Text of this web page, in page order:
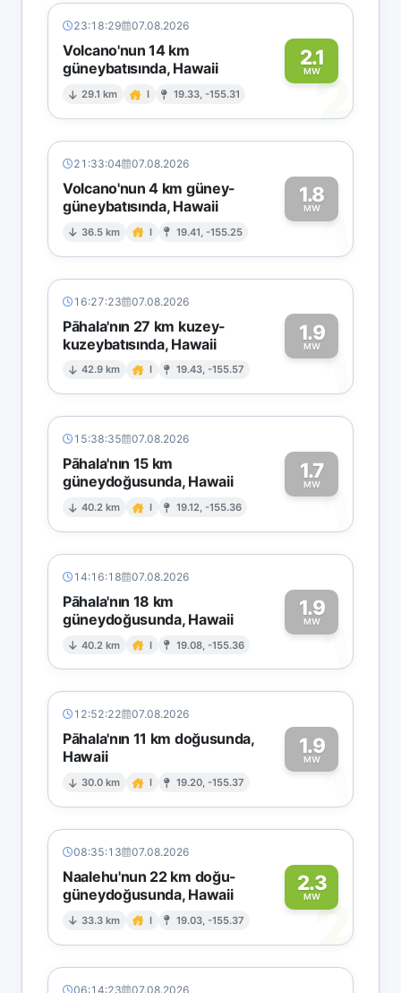
23:18:29 07.08.2026
Volcano'nun 14 km
güneybatısında, Hawaii
29.1 km I 19.33, -155.31
2.1
MW2
21:33:04 07.08.2026
Volcano'nun 4 km güney-
güneybatısında, Hawaii
36.5 km I 19.41, -155.25
1.8
MW1
16:27:23 07.08.2026
Pāhala'nın 27 km kuzey-
kuzeybatısında, Hawaii
42.9 km I 19.43, -155.57
1.9
MW1
15:38:35 07.08.2026
Pāhala'nın 15 km
güneydoğusunda, Hawaii
40.2 km I 19.12, -155.36
1.7
MW1
14:16:18 07.08.2026
Pāhala'nın 18 km
güneydoğusunda, Hawaii
40.2 km I 19.08, -155.36
1.9
MW1
12:52:22 07.08.2026
Pāhala'nın 11 km doğusunda,
Hawaii
30.0 km I 19.20, -155.37
1.9
MW1
08:35:13 07.08.2026
Naalehu'nun 22 km doğu-
güneydoğusunda, Hawaii
33.3 km I 19.03, -155.37
2.3
MW2
06:14:23 07.08.2026